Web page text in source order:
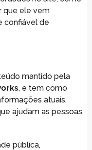
que ele vem
confiável de
mantido pela
, e tem como
atuais,
ajudam as pessoas
pública,